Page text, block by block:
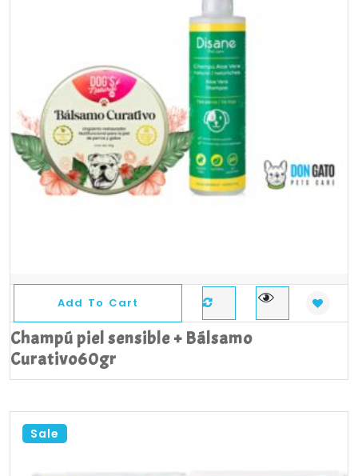
Add To Cart
Champú piel sensible + Bálsamo
Curativo60gr
Sale